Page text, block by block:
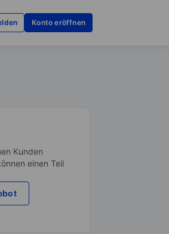
Konto eröffnen
Kunden
einen Teil